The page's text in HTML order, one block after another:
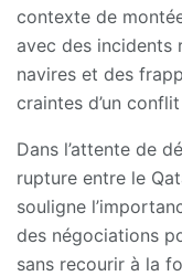
contexte de
avec des incidents
navires et des
craintes d’un
Dans l’attente de
rupture entre le
souligne
des négociations
sans recourir à la